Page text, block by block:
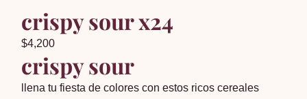
crispy sour x24
$4,200
crispy sour
llena tu fiesta de colores con estos ricos cereales